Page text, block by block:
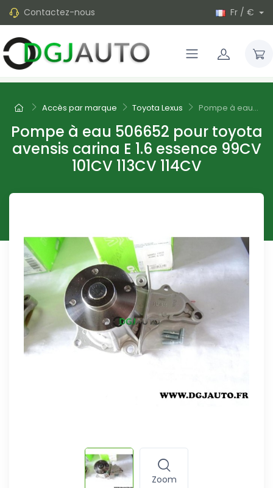
Contactez-nous Fr / €
Accès par marque Toyota Lexus Pompe à eau...
Pompe à eau 506652 pour toyota
avensis carina E 1.6 essence 99CV
101CV 113CV 114CV
Zoom